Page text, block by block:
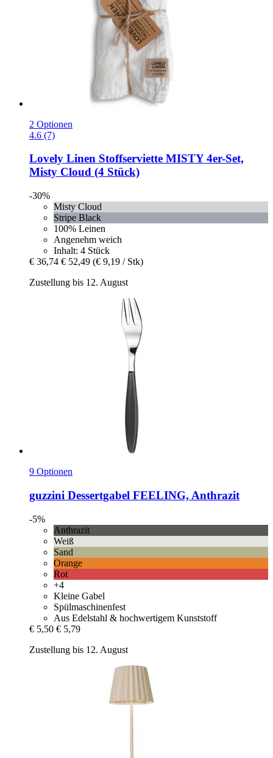
2 Optionen
4.6 (7)
Lovely Linen Stoffserviette MISTY 4er-​Set,
Misty Cloud (4 Stück)
-30%
Misty Cloud
Stripe Black
100% Leinen
Angenehm weich
Inhalt: 4 Stück
€ 36,74 € 52,49 (€ 9,19 / Stk)
Zustellung bis 12. August
9 Optionen
guzzini Dessertgabel FEELING, Anthrazit
-5%
Anthrazit
Weiß
Sand
Orange
Rot
+4
Kleine Gabel
Spülmaschinenfest
Aus Edelstahl & hochwertigem Kunststoff
€ 5,50 € 5,79
Zustellung bis 12. August